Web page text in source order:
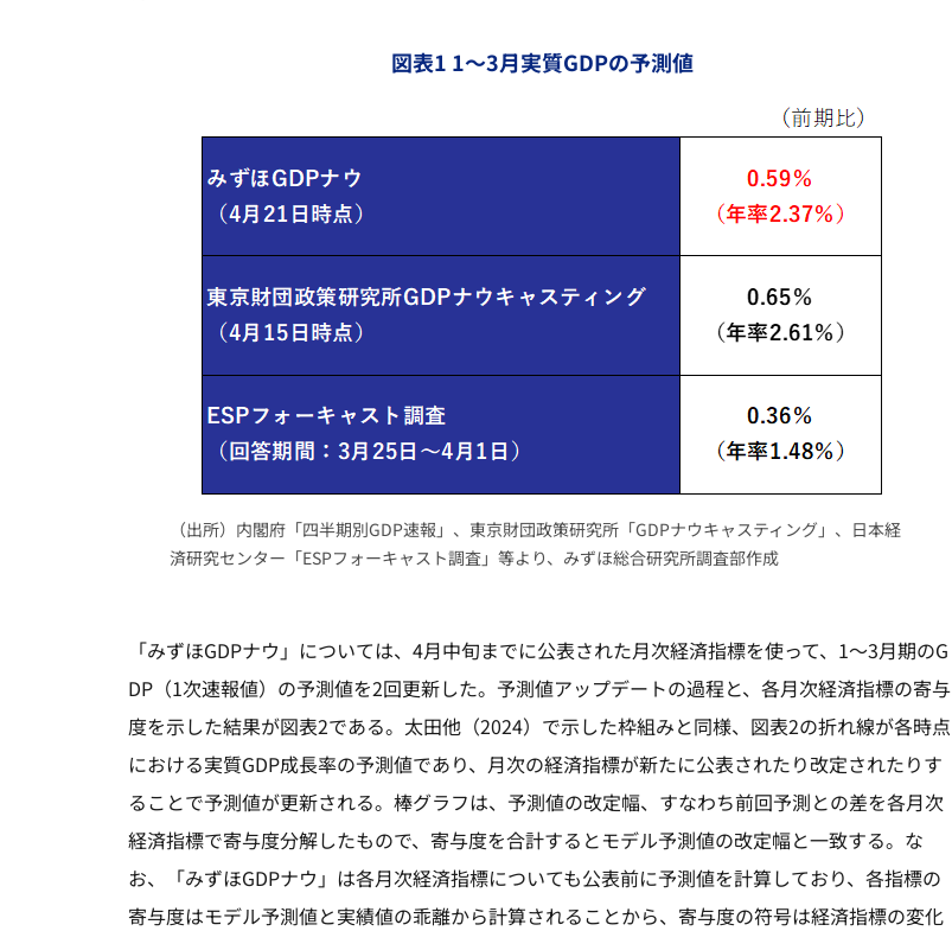
図表1 1～3月実質GDPの予測値
（出所）内閣府「四半期別GDP速報」、東京財団政策研究所「GDPナウキャスティング」、日本経
済研究センター「ESPフォーキャスト調査」等より、みずほ総合研究所調査部作成
「みずほGDPナウ」については、4月中旬までに公表された月次経済指標を使って、1～3月期のG
DP（1次速報値）の予測値を2回更新した。予測値アップデートの過程と、各月次経済指標の寄与
度を示した結果が図表2である。太田他（2024）で示した枠組みと同様、図表2の折れ線が各時点
における実質GDP成長率の予測値であり、月次の経済指標が新たに公表されたり改定されたりす
ることで予測値が更新される。棒グラフは、予測値の改定幅、すなわち前回予測との差を各月次
経済指標で寄与度分解したもので、寄与度を合計するとモデル予測値の改定幅と一致する。な
お、「みずほGDPナウ」は各月次経済指標についても公表前に予測値を計算しており、各指標の
寄与度はモデル予測値と実績値の乖離から計算されることから、寄与度の符号は経済指標の変化